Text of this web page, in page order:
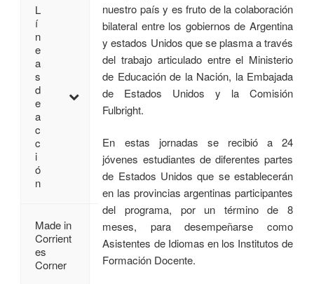
nuestro país y es fruto de la colaboración
bilateral entre los gobiernos de Argentina
y estados Unidos que se plasma a través
del trabajo articulado entre el Ministerio
de Educación de la Nación, la Embajada
de Estados Unidos y la Comisión
Fulbright.
En estas jornadas se recibió a 24
jóvenes estudiantes de diferentes partes
de Estados Unidos que se establecerán
en las provincias argentinas participantes
del programa, por un término de 8
meses, para desempeñarse como
Asistentes de Idiomas en los Institutos de
Formación Docente.
L
í
n
e
a
s
d
e
a
c
c
i
ó
n
Made in
Corrient
es
Corner